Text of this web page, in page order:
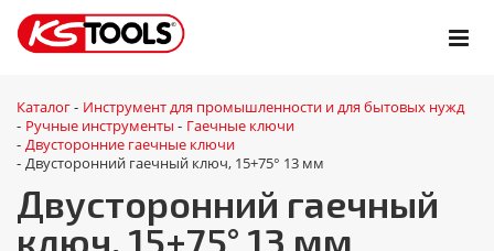
Каталог - Инструмент для промышленности и для бытовых нужд
- Ручные инструменты - Гаечные ключи
- Двусторонние гаечные ключи
- Двусторонний гаечный ключ, 15+75° 13 мм
Двусторонний гаечный
ключ, 15+75° 13 мм